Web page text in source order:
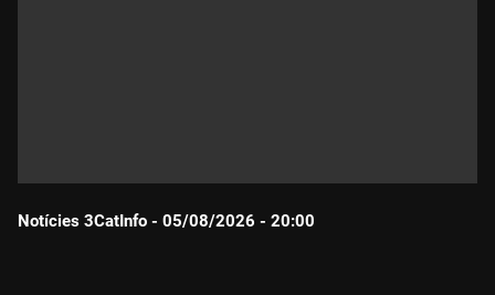
Notícies 3CatInfo - 05/08/2026 - 20:00